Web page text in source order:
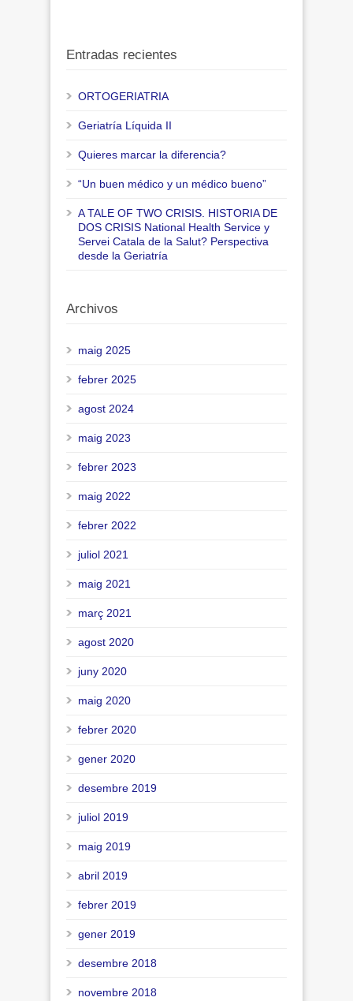
Entradas recientes
ORTOGERIATRIA
Geriatría Líquida II
Quieres marcar la diferencia?
“Un buen médico y un médico bueno”
A TALE OF TWO CRISIS. HISTORIA DE
DOS CRISIS National Health Service y
Servei Catala de la Salut? Perspectiva
desde la Geriatría
Archivos
maig 2025
febrer 2025
agost 2024
maig 2023
febrer 2023
maig 2022
febrer 2022
juliol 2021
maig 2021
març 2021
agost 2020
juny 2020
maig 2020
febrer 2020
gener 2020
desembre 2019
juliol 2019
maig 2019
abril 2019
febrer 2019
gener 2019
desembre 2018
novembre 2018